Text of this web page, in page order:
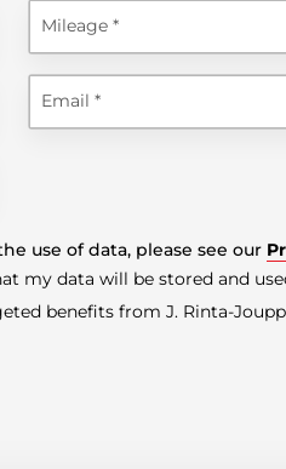
Mileage
Email
use of data, please see our
my data will be stored and
benefits from J. Rinta-